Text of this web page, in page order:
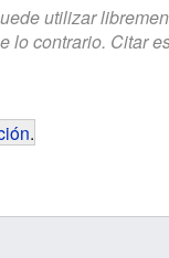
utilizar
lo contrario. Citar
.